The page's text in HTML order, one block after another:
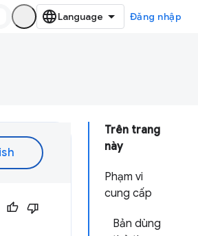
Đăng nhập
Trên trang
này
Phạm vi
cung cấp
Bản dùng